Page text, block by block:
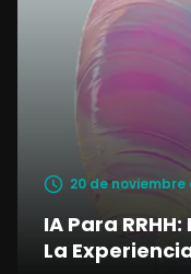
20 de noviembre
IA Para
La